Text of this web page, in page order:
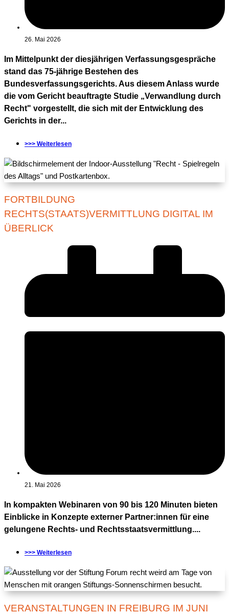
26. Mai 2026
Im Mittelpunkt der diesjährigen Verfassungsgespräche
stand das 75-jährige Bestehen des
Bundesverfassungsgerichts. Aus diesem Anlass wurde
die vom Gericht beauftragte Studie „Verwandlung durch
Recht" vorgestellt, die sich mit der Entwicklung des
Gerichts in der...
>>> Weiterlesen
FORTBILDUNG
RECHTS(STAATS)VERMITTLUNG DIGITAL IM
ÜBERLICK
21. Mai 2026
In kompakten Webinaren von 90 bis 120 Minuten bieten
Einblicke in Konzepte externer Partner:innen für eine
gelungene Rechts- und Rechtsstaatsvermittlung....
>>> Weiterlesen
VERANSTALTUNGEN IN FREIBURG IM JUNI